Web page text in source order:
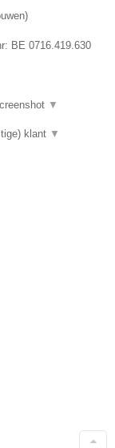
)
BE 0716.419.630
▼
klant ▼